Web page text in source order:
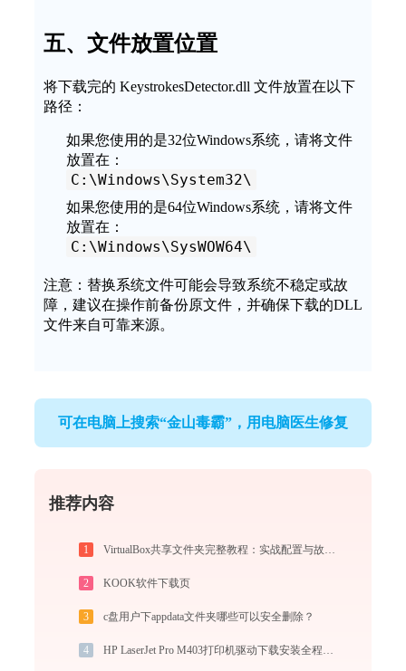
五、文件放置位置
将下载完的 KeystrokesDetector.dll 文件放置在以下
路径：
如果您使用的是32位Windows系统，请将文件
放置在：
C:\Windows\System32\
如果您使用的是64位Windows系统，请将文件
放置在：
C:\Windows\SysWOW64\
注意：替换系统文件可能会导致系统不稳定或故
障，建议在操作前备份原文件，并确保下载的DLL
文件来自可靠来源。
可在电脑上搜索“金山毒霸”，用电脑医生修复
推荐内容
1
2 KOOK软件下载页
3 c盘用户下appdata文件夹哪些可以安全删除？
4